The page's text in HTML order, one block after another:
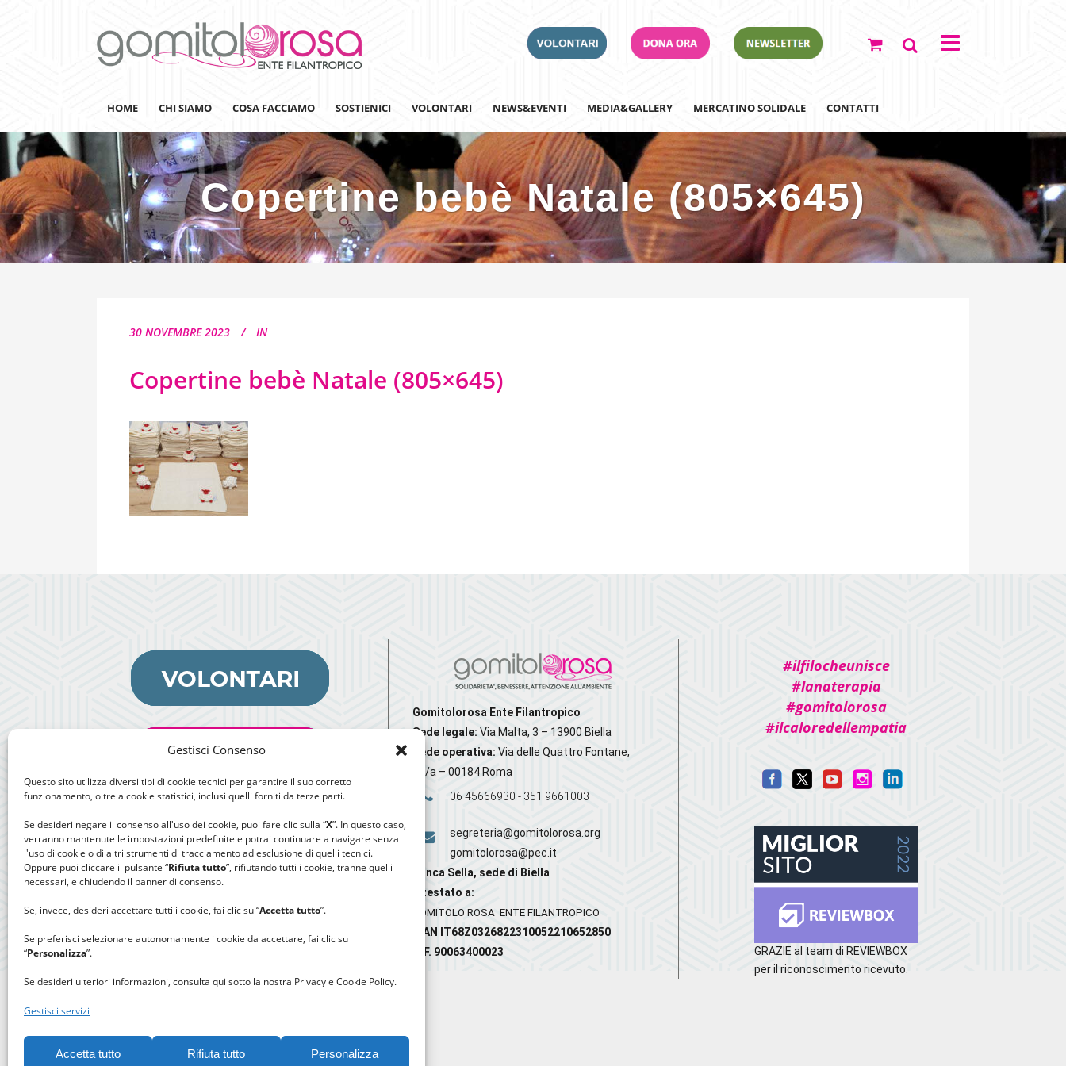
Gestisci Consenso
Questo sito utilizza diversi tipi di cookie tecnici per garantire il suo corretto
funzionamento, oltre a cookie statistici, inclusi quelli forniti da terze parti.
Se desideri negare il consenso all'uso dei cookie, puoi fare clic sulla “X”. In questo caso,
verranno mantenute le impostazioni predefinite e potrai continuare a navigare senza
l'uso di cookie o di altri strumenti di tracciamento ad esclusione di quelli tecnici.
Oppure puoi cliccare il pulsante “Rifiuta tutto”, rifiutando tutti i cookie, tranne quelli
necessari, e chiudendo il banner di consenso.
Se, invece, desideri accettare tutti i cookie, fai clic su “Accetta tutto”.
Se preferisci selezionare autonomamente i cookie da accettare, fai clic su
“Personalizza”.
Se desideri ulteriori informazioni, consulta qui sotto la nostra Privacy e Cookie Policy.
Gestisci servizi
Accetta tutto Rifiuta tutto Personalizza
HOME CHI SIAMO COSA FACCIAMO
Lanaterapia
Ricerca
Sensibilizzazione
Gomitolorosa4ARTS
SOSTIENICI
Adotta un Ospedale
Team Building
VOLONTARI NEWS&EVENTI MEDIA&GALLERY MERCATINO SOLIDALE CONTATTI
Copertine bebè Natale (805×645)
30 NOVEMBRE 2023 IN
Copertine bebè Natale (805×645)
Gomitolorosa Ente Filantropico
Sede legale: Via Malta, 3 – 13900 Biella
Sede operativa: Via delle Quattro Fontane,
20/a – 00184 Roma
06 45666930 - 351 9661003
segreteria@gomitolorosa.org
gomitolorosa@pec.it
Banca Sella, sede di Biella
Intestato a:
GOMITOLO ROSA ENTE FILANTROPICO
IBAN IT68Z0326822310052210652850
C.F. 90063400023
#ilfilocheunisce
#lanaterapia
#gomitolorosa
#ilcaloredellempatia
GRAZIE al team di REVIEWBOX
per il riconoscimento ricevuto.